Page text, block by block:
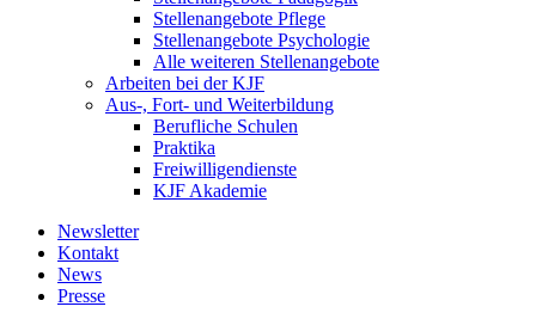
Stellenangebote Pflege
Stellenangebote Psychologie
Alle weiteren Stellenangebote
Arbeiten bei der KJF
Aus-, Fort- und Weiterbildung
Berufliche Schulen
Praktika
Freiwilligendienste
KJF Akademie
Newsletter
Kontakt
News
Presse